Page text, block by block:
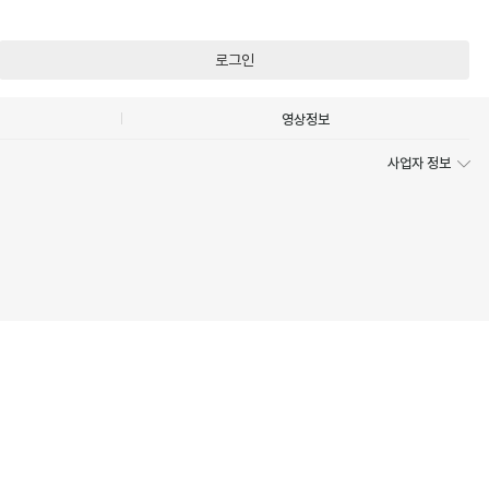
로그인
영상정보
사업자 정보